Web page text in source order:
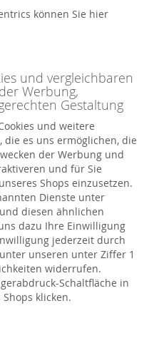
können Sie hier
und vergleichbaren
Werbung,
Gestaltung
und weitere
es uns ermöglichen, die
der Werbung und
und für Sie
Shops einzusetzen.
Dienste unter
diesen ähnlichen
dazu Ihre Einwilligung
jederzeit durch
unseren unter Ziffer 1
widerrufen.
Schaltfläche in
klicken.